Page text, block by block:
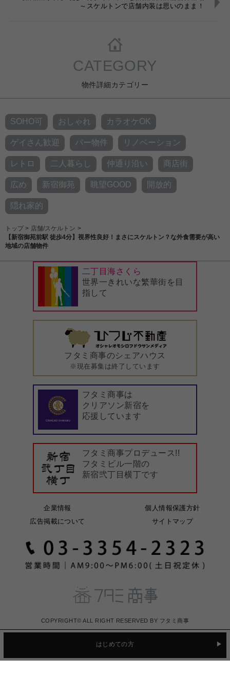
～スケルトンで店舗内装は思いのまま！
CATEGORY
物件詳細カテゴリー
SOHO可 おしゃれ カラオケOK
ゲイさん歓迎 バー物件 リノベーション
レトロ 二人暮らし 仲通り沿い 商店街
広め 新宿御苑 眺望GOOD 開放的
隠れ家的
トップ > 店舗/スケルトン >
【新宿御苑前駅 徒歩4分】視界性良好！まさにスケルトン？な外食需要が高い
地域の店舗物件
二丁目海さくら
世界一きれいな繁華街を目
指して
フタミ商事のシェアハウス
※現在募集は終了しています
フタミ商事は
クリアソン新宿を
応援しています
フタミ商事プロデュース!!
フタミビル一階の
新宿弐丁目横丁です
企業情報
個人情報保護方針
広告掲載について
サイトマップ
COPYRIGHT© ALL RIGHT RESERVED BY フタミ商事
はじめての方